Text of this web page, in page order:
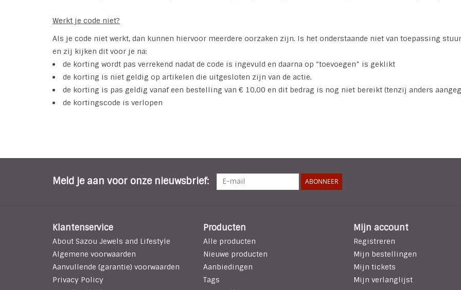
Werkt je code niet?
Als je code niet werkt, dan kunnen hiervoor meerdere oorzaken zijn. Is het onderstaande niet van toepassing
en zij kijken dit voor je na:
de korting wordt pas verrekend nadat de code is ingevuld en daarna op “toevoegen” is geklikt
de korting is niet geldig op artikelen die uitgesloten zijn van de actie.
de korting is pas geldig vanaf een bestelling van € 10,00 en dit bedrag is nog niet bereikt (tenzij anders
de kortingscode is verlopen
Meld je aan voor onze nieuwsbrief: ABONNEER
Klantenservice
About Sazou Jewels and Lifestyle
Algemene voorwaarden
Aanvullende (garantie) voorwaarden
Privacy Policy
Producten
Alle producten
Nieuwe producten
Aanbiedingen
Tags
Mijn account
Registreren
Mijn bestellingen
Mijn tickets
Mijn verlanglijst